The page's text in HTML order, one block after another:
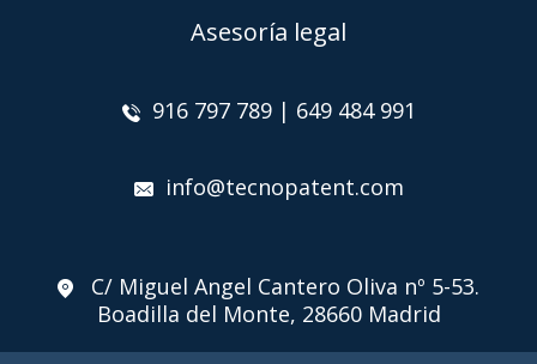
Asesoría legal
916 797 789 | 649 484 991
info@tecnopatent.com
C/ Miguel Angel Cantero Oliva nº 5-53.
Boadilla del Monte, 28660 Madrid